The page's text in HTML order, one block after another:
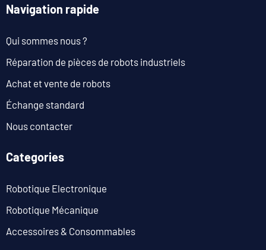
Navigation rapide
Qui sommes nous ?
Réparation de pièces de robots industriels
Achat et vente de robots
Échange standard
Nous contacter
Categories
Robotique Electronique
Robotique Mécanique
Accessoires & Consommables